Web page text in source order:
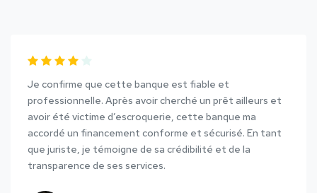
Je confirme que cette banque est fiable et
professionnelle. Après avoir cherché un prêt ailleurs et
avoir été victime d’escroquerie, cette banque ma
accordé un financement conforme et sécurisé. En tant
que juriste, je témoigne de sa crédibilité et de la
transparence de ses services.